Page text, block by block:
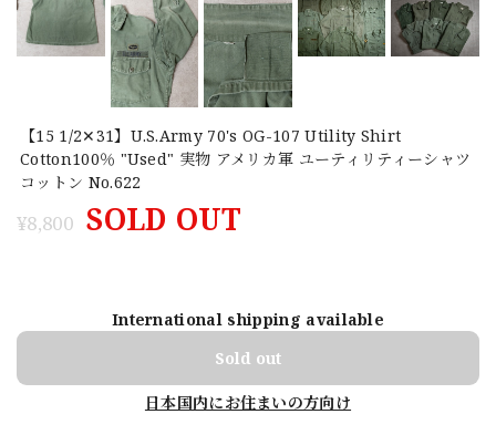
【15 1/2✕31】U.S.Army 70's OG-107 Utility Shirt
Cotton100％ "Used" 実物 アメリカ軍 ユーティリティーシャツ
コットン No.622
¥8,800 SOLD OUT
International shipping available
Sold out
日本国内にお住まいの方向け